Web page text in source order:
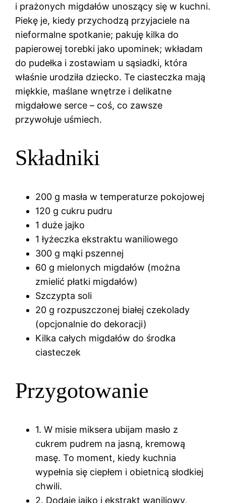
i prażonych migdałów unoszący się w kuchni.
Piekę je, kiedy przychodzą przyjaciele na
nieformalne spotkanie; pakuję kilka do
papierowej torebki jako upominek; wkładam
do pudełka i zostawiam u sąsiadki, która
właśnie urodziła dziecko. Te ciasteczka mają
miękkie, maślane wnętrze i delikatne
migdałowe serce – coś, co zawsze
przywołuje uśmiech.
Składniki
200 g masła w temperaturze pokojowej
120 g cukru pudru
1 duże jajko
1 łyżeczka ekstraktu waniliowego
300 g mąki pszennej
60 g mielonych migdałów (można
zmielić płatki migdałów)
Szczypta soli
20 g rozpuszczonej białej czekolady
(opcjonalnie do dekoracji)
Kilka całych migdałów do środka
ciasteczek
Przygotowanie
1. W misie miksera ubijam masło z
cukrem pudrem na jasną, kremową
masę. To moment, kiedy kuchnia
wypełnia się ciepłem i obietnicą słodkiej
chwili.
2. Dodaję jajko i ekstrakt waniliowy,